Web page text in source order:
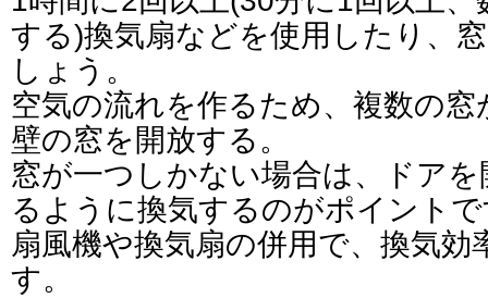
する)換気扇などを使用したり、
しょう。
空気の流れを作るため、複数の
壁の窓を開放する。
窓が一つしかない場合は、ドア
るように換気するのがポイント
扇風機や換気扇の併用で、換気
す。